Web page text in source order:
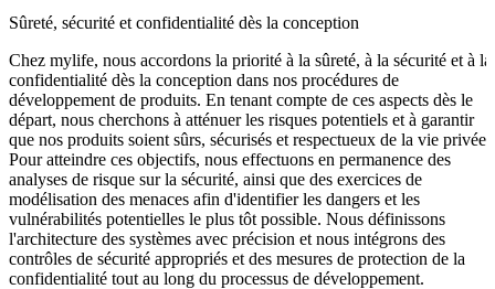
Sûreté, sécurité et confidentialité dès la conception
Chez mylife, nous accordons la priorité à la sûreté, à la sécurité et à la
confidentialité dès la conception dans nos procédures de
développement de produits. En tenant compte de ces aspects dès le
départ, nous cherchons à atténuer les risques potentiels et à garantir
que nos produits soient sûrs, sécurisés et respectueux de la vie privée.
Pour atteindre ces objectifs, nous effectuons en permanence des
analyses de risque sur la sécurité, ainsi que des exercices de
modélisation des menaces afin d'identifier les dangers et les
vulnérabilités potentielles le plus tôt possible. Nous définissons
l'architecture des systèmes avec précision et nous intégrons des
contrôles de sécurité appropriés et des mesures de protection de la
confidentialité tout au long du processus de développement.